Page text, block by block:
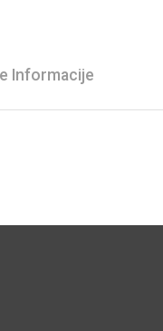
Informacije